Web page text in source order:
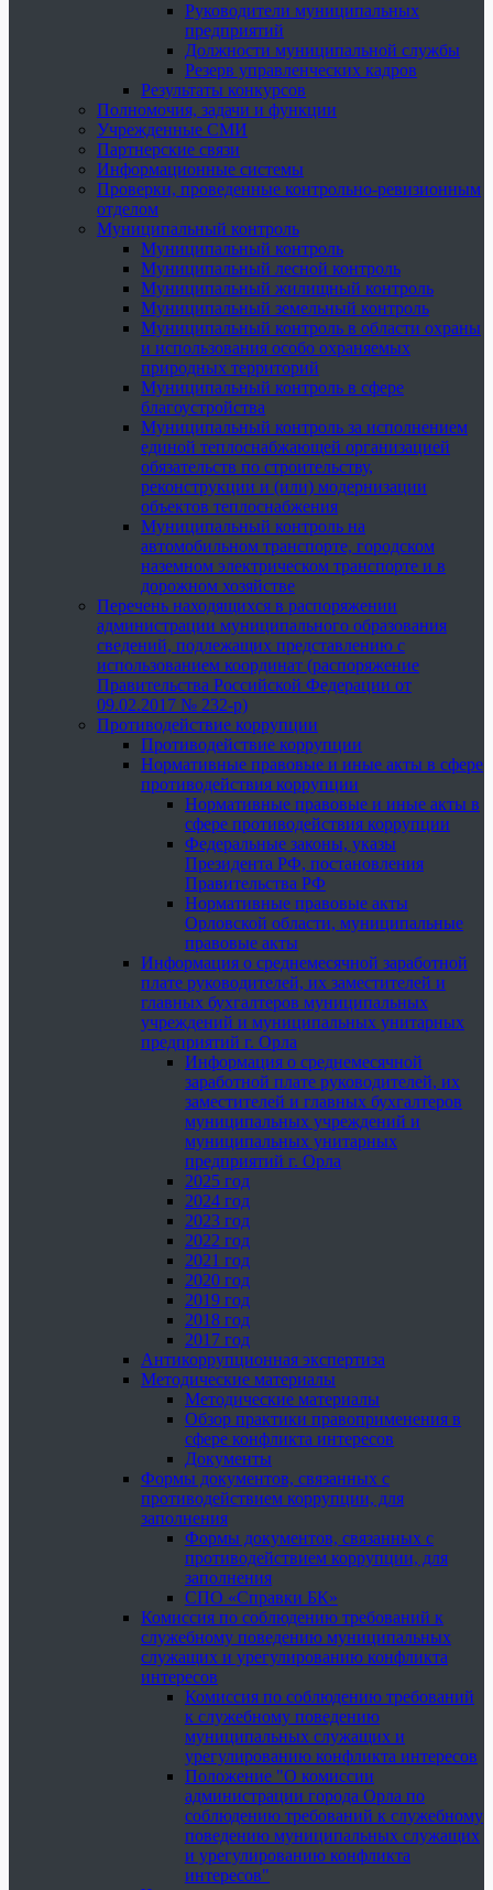
Руководители муниципальных
предприятий
Должности муниципальной службы
Резерв управленческих кадров
Результаты конкурсов
Полномочия, задачи и функции
Учрежденные СМИ
Партнерские связи
Информационные системы
Проверки, проведенные контрольно-ревизионным
отделом
Муниципальный контроль
Муниципальный контроль
Муниципальный лесной контроль
Муниципальный жилищный контроль
Муниципальный земельный контроль
Муниципальный контроль в области охраны
и использования особо охраняемых
природных территорий
Муниципальный контроль в сфере
благоустройства
Муниципальный контроль за исполнением
единой теплоснабжающей организацией
обязательств по строительству,
реконструкции и (или) модернизации
объектов теплоснабжения
Муниципальный контроль на
автомобильном транспорте, городском
наземном электрическом транспорте и в
дорожном хозяйстве
Перечень находящихся в распоряжении
администрации муниципального образования
сведений, подлежащих представлению с
использованием координат (распоряжение
Правительства Российской Федерации от
09.02.2017 № 232-р)
Противодействие коррупции
Противодействие коррупции
Нормативные правовые и иные акты в сфере
противодействия коррупции
Нормативные правовые и иные акты в
сфере противодействия коррупции
Федеральные законы, указы
Президента РФ, постановления
Правительства РФ
Нормативные правовые акты
Орловской области, муниципальные
правовые акты
Информация о среднемесячной заработной
плате руководителей, их заместителей и
главных бухгалтеров муниципальных
учреждений и муниципальных унитарных
предприятий г. Орла
Информация о среднемесячной
заработной плате руководителей, их
заместителей и главных бухгалтеров
муниципальных учреждений и
муниципальных унитарных
предприятий г. Орла
2025 год
2024 год
2023 год
2022 год
2021 год
2020 год
2019 год
2018 год
2017 год
Антикоррупционная экспертиза
Методические материалы
Методические материалы
Обзор практики правоприменения в
сфере конфликта интересов
Документы
Формы документов, связанных с
противодействием коррупции, для
заполнения
Формы документов, связанных с
противодействием коррупции, для
заполнения
СПО «Справки БК»
Комиссия по соблюдению требований к
служебному поведению муниципальных
служащих и урегулированию конфликта
интересов
Комиссия по соблюдению требований
к служебному поведению
муниципальных служащих и
урегулированию конфликта интересов
Положение "О комиссии
администрации города Орла по
соблюдению требований к служебному
поведению муниципальных служащих
и урегулированию конфликта
интересов"